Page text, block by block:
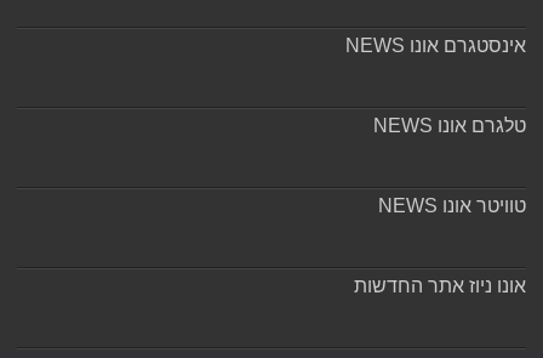
אינסטגרם אונו NEWS
טלגרם אונו NEWS
טוויטר אונו NEWS
אונו ניוז אתר החדשות